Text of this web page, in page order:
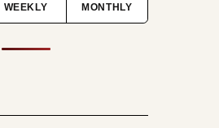
WEEKLY MONTHLY